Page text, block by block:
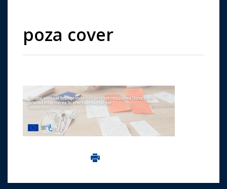
poza cover
Imprima aceasta pagina